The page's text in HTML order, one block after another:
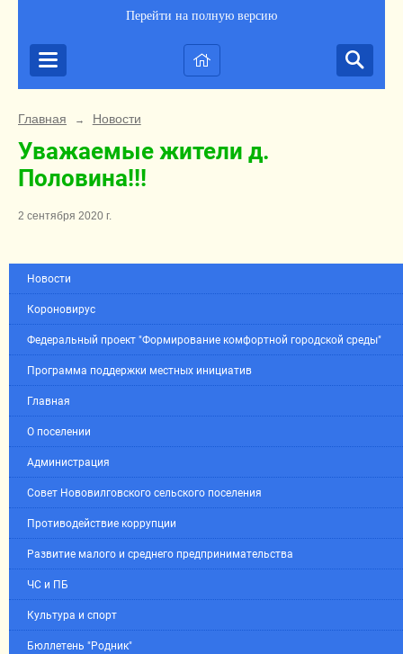
Перейти на полную версию
Главная → Новости
Уважаемые жители д.
Половина!!!
2 сентября 2020 г.
Новости
Короновирус
Федеральный проект "Формирование комфортной городской среды"
Программа поддержки местных инициатив
Главная
О поселении
Администрация
Совет Нововилговского сельского поселения
Противодействие коррупции
Развитие малого и среднего предпринимательства
ЧС и ПБ
Культура и спорт
Бюллетень "Родник"